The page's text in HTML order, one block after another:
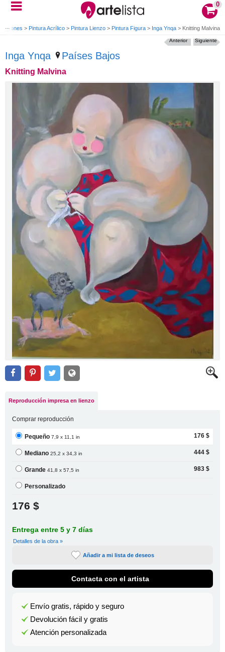
0
> Pintura Acrílico > Pintura Lienzo > Pintura Figura > Inga Ynqa > Knitting Malvina
Inga Ynqa Países Bajos
Knitting Malvina
Siguiente
Anterior
Reproducción impresa en lienzo
Comprar reproducción
Pequeño7,9 x 11,1 in 176 $
Mediano25,2 x 34,3 in 444 $
Grande41,8 x 57,5 in 983 $
Personalizado
176 $
Entrega entre 5 y 7 días
Detalles de la obra »
Añadir a mi lista de deseos
Contacta con el artista
Envío gratis, rápido y seguro
Devolución fácil y gratis
Atención personalizada